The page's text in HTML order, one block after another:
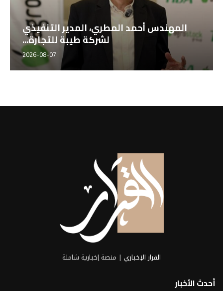
المهندس أحمد المطري، المدير التنفيذي
لشركة طيبة للتجارة...
2026-08-07
القرار الإخباري | منصة إخبارية شاملة
أحدث الأخبار